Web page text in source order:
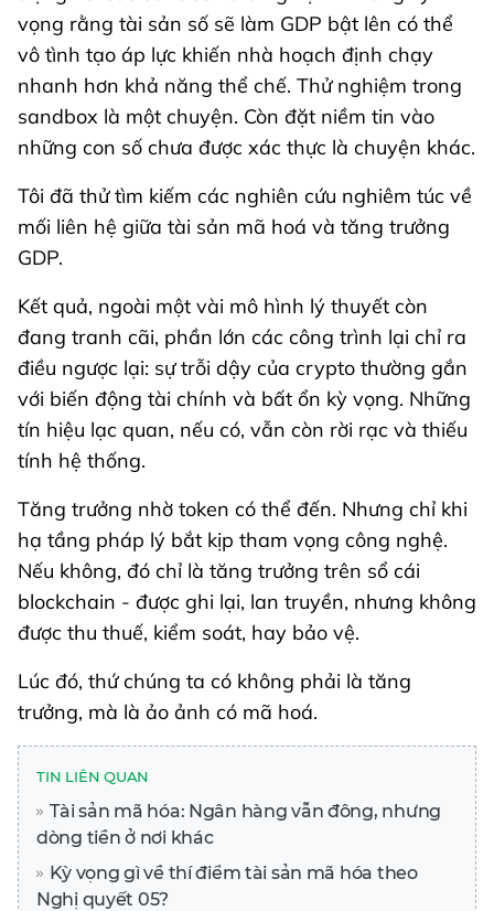
vọng rằng tài sản số sẽ làm GDP bật lên có thể
vô tình tạo áp lực khiến nhà hoạch định chạy
nhanh hơn khả năng thể chế. Thử nghiệm trong
sandbox là một chuyện. Còn đặt niềm tin vào
những con số chưa được xác thực là chuyện khác.
Tôi đã thử tìm kiếm các nghiên cứu nghiêm túc về
mối liên hệ giữa tài sản mã hoá và tăng trưởng
GDP.
Kết quả, ngoài một vài mô hình lý thuyết còn
đang tranh cãi, phần lớn các công trình lại chỉ ra
điều ngược lại: sự trỗi dậy của crypto thường gắn
với biến động tài chính và bất ổn kỳ vọng. Những
tín hiệu lạc quan, nếu có, vẫn còn rời rạc và thiếu
tính hệ thống.
Tăng trưởng nhờ token có thể đến. Nhưng chỉ khi
hạ tầng pháp lý bắt kịp tham vọng công nghệ.
Nếu không, đó chỉ là tăng trưởng trên sổ cái
blockchain - được ghi lại, lan truyền, nhưng không
được thu thuế, kiểm soát, hay bảo vệ.
Lúc đó, thứ chúng ta có không phải là tăng
trưởng, mà là ảo ảnh có mã hoá.
TIN LIÊN QUAN
Tài sản mã hóa: Ngân hàng vẫn đông, nhưng
dòng tiền ở nơi khác
Kỳ vọng gì về thí điểm tài sản mã hóa theo
Nghị quyết 05?